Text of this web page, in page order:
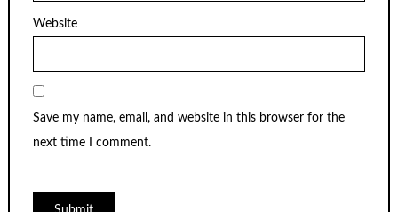
Website
Save my name, email, and website in this browser for the
next time I comment.